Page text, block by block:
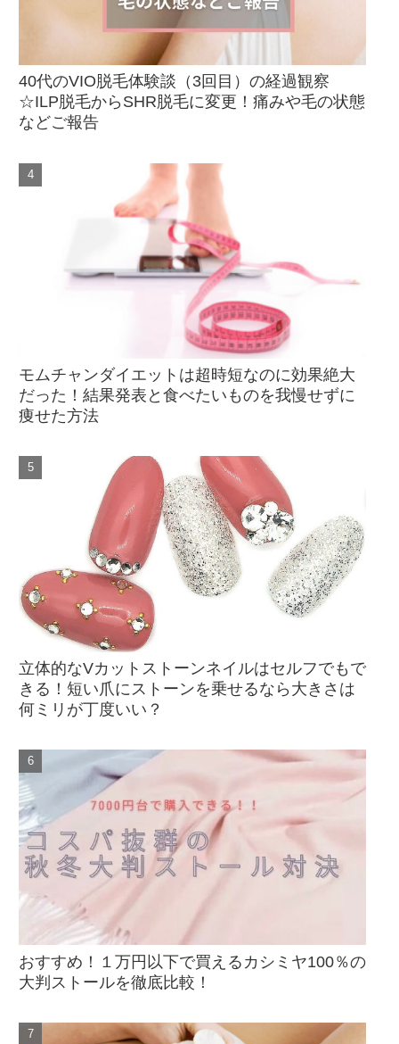
40代のVIO脱毛体験談（3回目）の経過観察
☆ILP脱毛からSHR脱毛に変更！痛みや毛の状態
などご報告
モムチャンダイエットは超時短なのに効果絶大
だった！結果発表と食べたいものを我慢せずに
痩せた方法
立体的なVカットストーンネイルはセルフでもで
きる！短い爪にストーンを乗せるなら大きさは
何ミリが丁度いい？
おすすめ！１万円以下で買えるカシミヤ100％の
大判ストールを徹底比較！